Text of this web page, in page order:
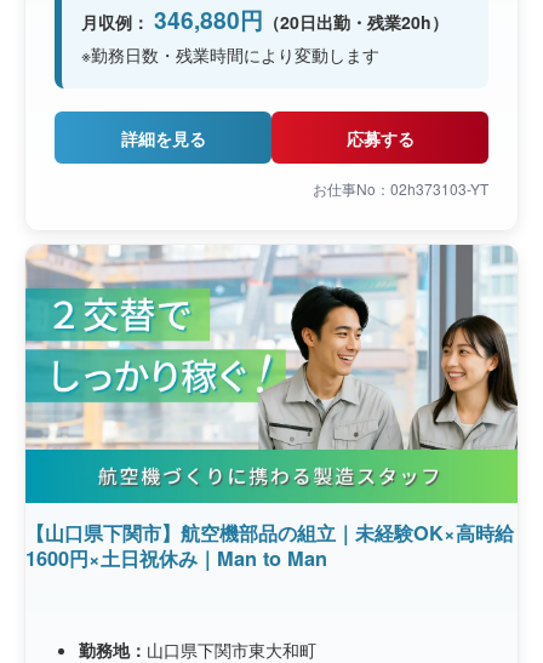
月収例： 346,880円 （20日出勤・残業20h）
※勤務日数・残業時間により変動します
詳細を見る 応募する
お仕事No：02h373103-YT
【山口県下関市】航空機部品の組立｜未経験OK×高時給
1600円×土日祝休み｜Man to Man
勤務地： 山口県下関市東大和町